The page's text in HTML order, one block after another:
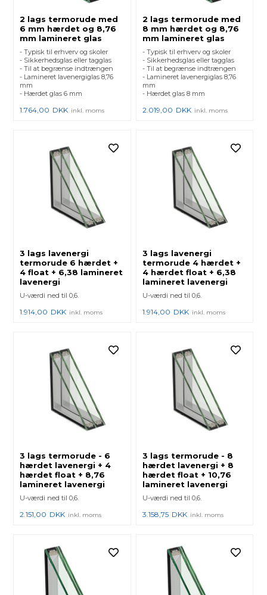
2 lags termorude med
6 mm hærdet og 8,76
mm lamineret glas
- Typisk til erhverv og skoler
- Sikkerhedsglas eller tagglas
- Til at begrænse indtrængen
- Lamineret lavenergiglas 8,76
mm
- Hærdet glas 6 mm
1.764,00 DKK inkl. moms
2 lags termorude med
8 mm hærdet og 8,76
mm lamineret glas
- Typisk til erhverv og skoler
- Sikkerhedsglas eller tagglas
- Til at begrænse indtrængen
- Lamineret lavenergiglas 8,76
mm
- Hærdet glas 8 mm
2.019,00 DKK inkl. moms
3 lags lavenergi
termorude 6 hærdet +
4 float + 6,38 lamineret
lavenergi
U-værdi ned til 0,6.
1.914,00 DKK inkl. moms
3 lags lavenergi
termorude 4 hærdet +
4 hærdet float + 6,38
lamineret lavenergi
U-værdi ned til 0,6.
1.914,00 DKK inkl. moms
3 lags termorude - 6
hærdet lavenergi + 4
hærdet float + 8,76
lamineret lavenergi
U-værdi ned til 0,6.
2.151,00 DKK inkl. moms
3 lags termorude - 8
hærdet lavenergi + 8
hærdet float + 10,76
lamineret lavenergi
U-værdi ned til 0,6.
3.158,75 DKK inkl. moms